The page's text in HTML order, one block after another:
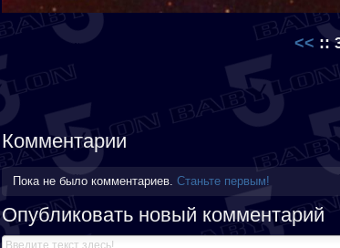
<< ::
Комментарии
Пока не было комментариев. Станьте первым!
Опубликовать новый комментарий